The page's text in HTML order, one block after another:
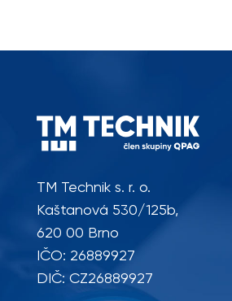
TM Technik s. r. o.
Kaštanová 530/125b,
620 00 Brno
IČO: 26889927
DIČ: CZ26889927